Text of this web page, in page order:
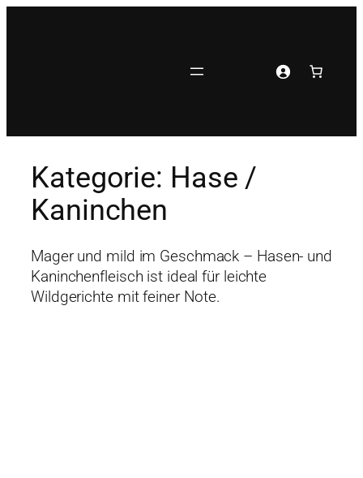
Kategorie: Hase /
Kaninchen
Mager und mild im Geschmack – Hasen- und
Kaninchenfleisch ist ideal für leichte
Wildgerichte mit feiner Note.